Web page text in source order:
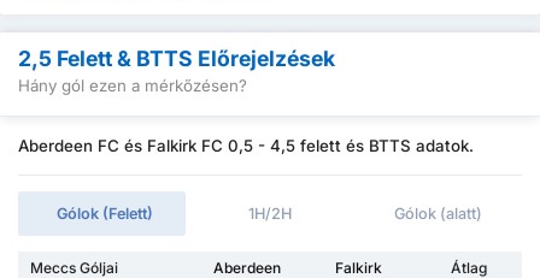
2,5 Felett & BTTS Előrejelzések
Hány gól ezen a mérkőzésen?
Aberdeen FC és Falkirk FC 0,5 - 4,5 felett és BTTS adatok.
Gólok (Felett) 1H/2H Gólok (alatt)
Meccs Góljai Aberdeen Falkirk
Átlag